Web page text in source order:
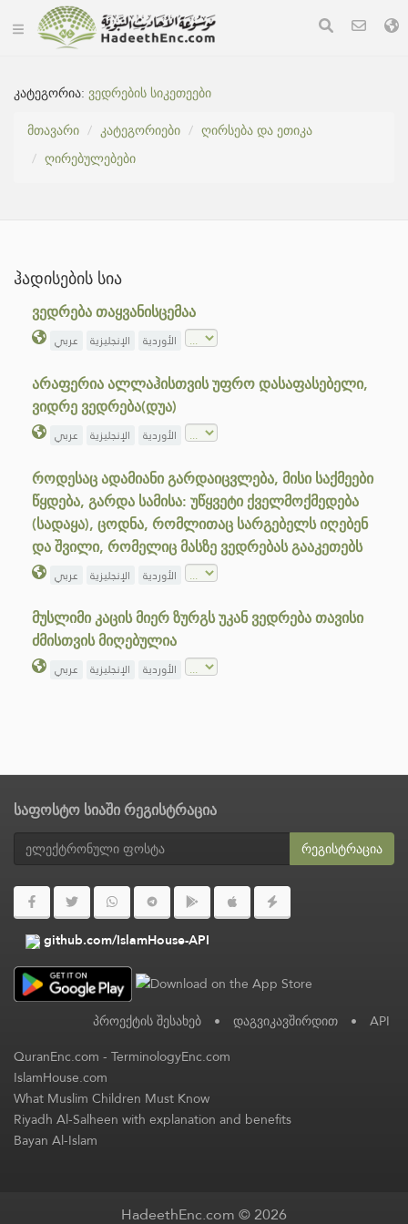
კატეგორია:ვედრების სიკეთეები
მთავარი
კატეგორიები
ღირსება და ეთიკა
ღირებულებები
ჰადისების სია
ვედრება თაყვანისცემაა
عربي الإنجليزية الأوردية
არაფერია ალლაჰისთვის უფრო დასაფასებელი,
ვიდრე ვედრება(დუა)
عربي الإنجليزية الأوردية
როდესაც ადამიანი გარდაიცვლება, მისი საქმეები
წყდება, გარდა სამისა: უწყვეტი ქველმოქმედება
(სადაყა), ცოდნა, რომლითაც სარგებელს იღებენ
და შვილი, რომელიც მასზე ვედრებას გააკეთებს
عربي الإنجليزية الأوردية
მუსლიმი კაცის მიერ ზურგს უკან ვედრება თავისი
ძმისთვის მიღებულია
عربي الإنجليزية الأوردية
საფოსტო სიაში რეგისტრაცია
რეგისტრაცია
github.com/IslamHouse-API
პროექტის შესახებ • დაგვიკავშირდით • API
QuranEnc.com-TerminologyEnc.com
IslamHouse.com
What Muslim Children Must Know
Riyadh Al-Salheen with explanation and benefits
Bayan Al-Islam
HadeethEnc.com © 2026